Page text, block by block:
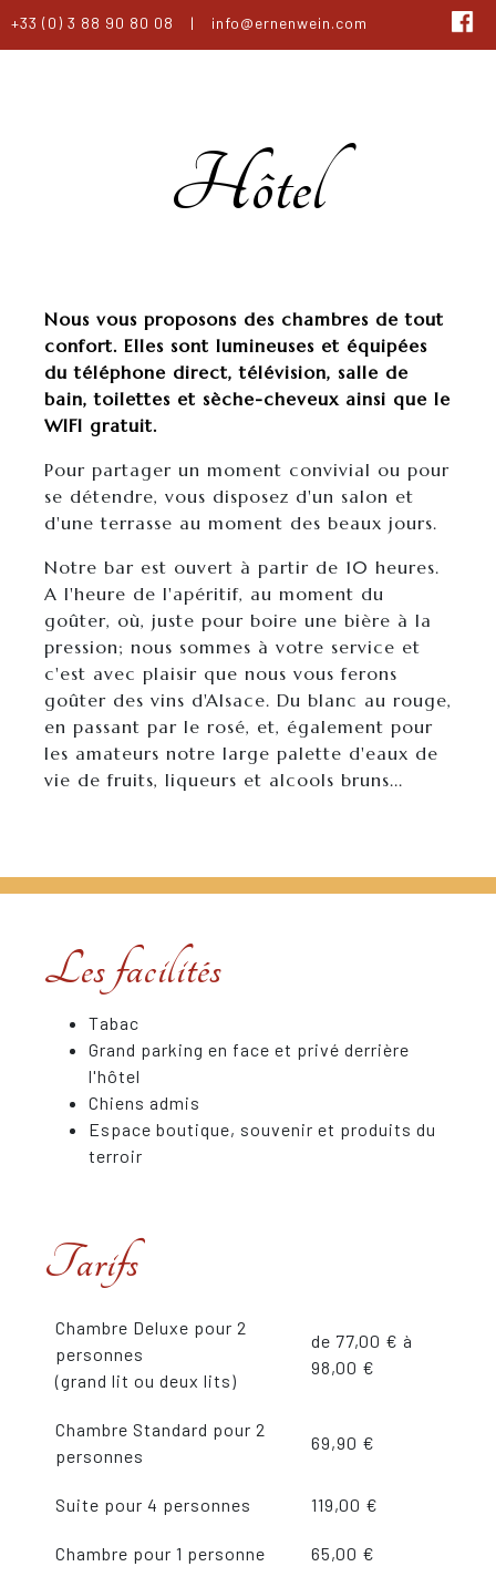
+33 (0) 3 88 90 80 08 | info@ernenwein.com
Hôtel
Nous vous proposons des chambres de tout
confort. Elles sont lumineuses et équipées
du téléphone direct, télévision, salle de
bain, toilettes et sèche-cheveux ainsi que le
WIFI gratuit.
Pour partager un moment convivial ou pour
se détendre, vous disposez d'un salon et
d'une terrasse au moment des beaux jours.
Notre bar est ouvert à partir de 10 heures.
A l'heure de l'apéritif, au moment du
goûter, où, juste pour boire une bière à la
pression; nous sommes à votre service et
c'est avec plaisir que nous vous ferons
goûter des vins d'Alsace. Du blanc au rouge,
en passant par le rosé, et, également pour
les amateurs notre large palette d'eaux de
vie de fruits, liqueurs et alcools bruns...
Les facilités
Tabac
Grand parking en face et privé derrière
l'hôtel
Chiens admis
Espace boutique, souvenir et produits du
terroir
Tarifs
Chambre Deluxe pour 2
personnes
(grand lit ou deux lits)
de 77,00 € à
98,00 €
Chambre Standard pour 2
personnes
69,90 €
Suite pour 4 personnes 119,00 €
Chambre pour 1 personne 65,00 €